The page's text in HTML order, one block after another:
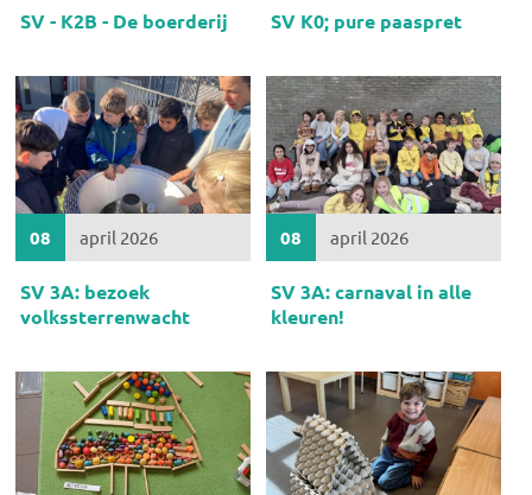
SV - K2B - De boerderij SV K0; pure paaspret
08 april 2026
SV 3A: bezoek
volkssterrenwacht
08 april 2026
SV 3A: carnaval in alle
kleuren!